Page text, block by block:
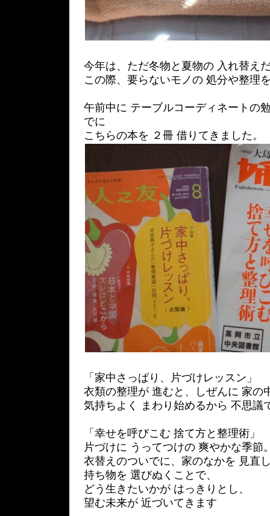
今年は、ただ冬物と夏物の 入れ替え
この際、要らないモノの 処分や整理
午前中に テーブルコーディネートの
でに
こちらの本を ２冊 借りてきました。
「家中さっぱり、片づけレッスン」
衣類の整理が 進むと、しぜんに 家の
気持ちよく まわり始めるから 不思議
「幸せを呼びこむ 捨て方と整理術」
片づけに うってつけの 爽やかな季節
衣替えのついでに、家のなかを 見直
持ち物を 選びぬくことで、
どう生きたいかが はっきりとし、
望む未来が 近づいてきます